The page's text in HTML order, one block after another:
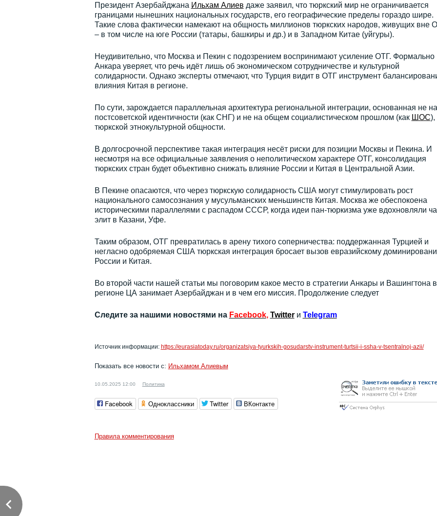
Президент Азербайджана Ильхам Алиев даже заявил, что тюркский мир не ограничивается
границами нынешних национальных государств, его географические пределы гораздо шире.
Такие слова фактически намекают на общность миллионов тюркских народов, живущих вне
– в том числе на юге России (татары, башкиры и др.) и в Западном Китае (уйгуры).
Неудивительно, что Москва и Пекин с подозрением воспринимают усиление ОТГ. Формально
Анкара уверяет, что речь идёт лишь об экономическом сотрудничестве и культурной
солидарности. Однако эксперты отмечают, что Турция видит в ОТГ инструмент
влияния Китая в регионе.
По сути, зарождается параллельная архитектура региональной интеграции, основанная не на
постсоветской идентичности (как СНГ) и не на общем социалистическом прошлом (как ШОС),
тюркской этнокультурной общности.
В долгосрочной перспективе такая интеграция несёт риски для позиции Москвы и Пекина. И
несмотря на все официальные заявления о неполитическом характере ОТГ, консолидация
тюркских стран будет объективно снижать влияние России и Китая в Центральной Азии.
В Пекине опасаются, что через тюркскую солидарность США могут стимулировать рост
национального самосознания у мусульманских меньшинств Китая. Москва же обеспокоена
историческими параллелями с распадом СССР, когда идеи пан-тюркизма уже вдохновляли
элит в Казани, Уфе.
Таким образом, ОТГ превратилась в арену тихого соперничества: поддержанная Турцией и
негласно одобряемая США тюркская интеграция бросает вызов евразийскому
России и Китая.
Во второй части нашей статьи мы поговорим какое место в стратегии Анкары и Вашингтона в
регионе ЦА занимает Азербайджан и в чем его миссия. Продолжение следует
Следите за нашими новостями на Facebook, Twitter и Telegram
Источник информации: https://eurasiatoday.ru/organizatsiya-tyurkskih-gosudarstv-instrument-turtsii-i-ssha-v-tsentralnoj-azii/
Показать все новости с: Ильхамом Алиевым
10.05.2025 12:00 Политика
Facebook Одноклассники Twitter ВКонтакте
Правила комментирования